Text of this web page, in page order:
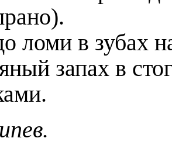
ломи в зубах
запах в